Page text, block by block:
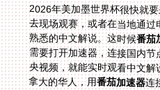
2026年美加墨世界杯很快就
去现场观赛，或者在当地通过
熟悉的中文解说。这时候番茄
拿大的华人，用番茄加速器连
播，
起看
器访